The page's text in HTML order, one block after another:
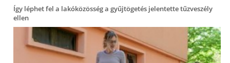
Így léphet fel a lakóközösség a gyűjtögetés jelentette tűzveszély
ellen